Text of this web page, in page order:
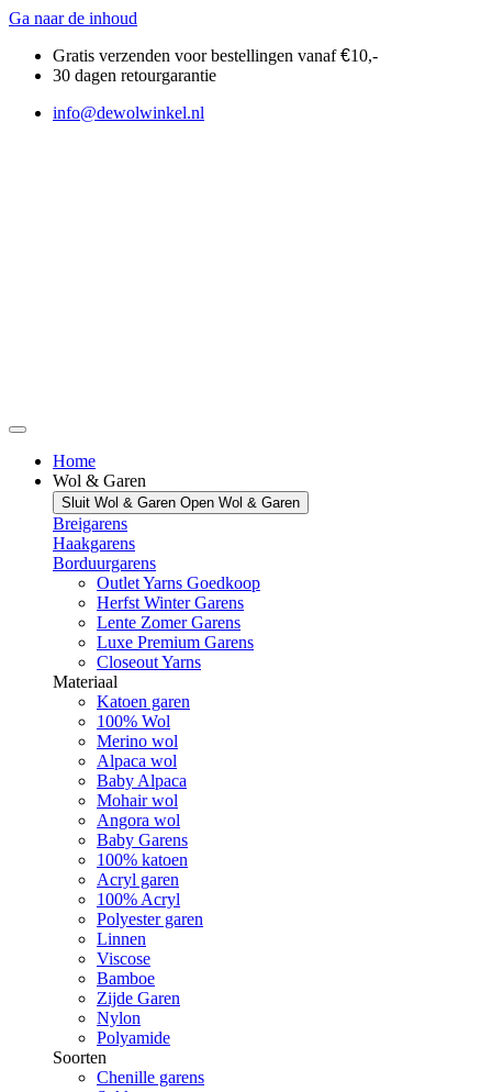
Ga naar de inhoud
Gratis verzenden voor bestellingen vanaf€10,-
30 dagen retourgarantie
info@dewolwinkel.nl
Home
Wol & Garen
Sluit Wol & Garen Open Wol & Garen
Breigarens
Haakgarens
Borduurgarens
Outlet Yarns Goedkoop
Herfst Winter Garens
Lente Zomer Garens
Luxe Premium Garens
Closeout Yarns
Materiaal
Katoen garen
100% Wol
Merino wol
Alpaca wol
Baby Alpaca
Mohair wol
Angora wol
Baby Garens
100% katoen
Acryl garen
100% Acryl
Polyester garen
Linnen
Viscose
Bamboe
Zijde Garen
Nylon
Polyamide
Soorten
Chenille garens